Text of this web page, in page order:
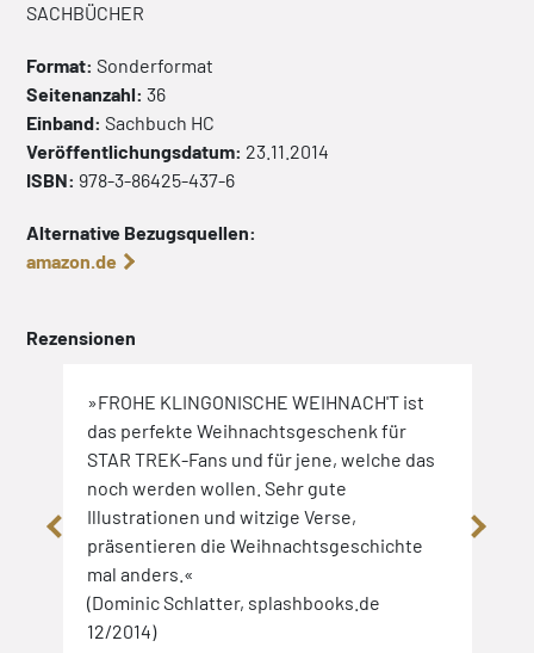
SACHBÜCHER
Format: Sonderformat
Seitenanzahl: 36
Einband: Sachbuch HC
Veröffentlichungsdatum: 23.11.2014
ISBN: 978-3-86425-437-6
Alternative Bezugsquellen:
amazon.de
Rezensionen
»FROHE KLINGONISCHE WEIHNACH'T ist
das perfekte Weihnachtsgeschenk für
STAR TREK-Fans und für jene, welche das
noch werden wollen. Sehr gute
Illustrationen und witzige Verse,
präsentieren die Weihnachtsgeschichte
mal anders.«
(Dominic Schlatter, splashbooks.de
12/2014)